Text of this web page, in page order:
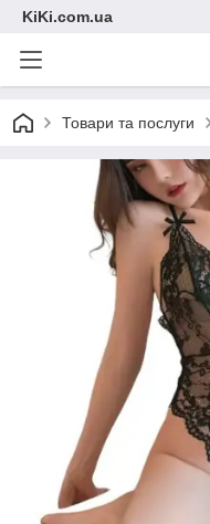
KiKi.com.ua
Товари та послуги